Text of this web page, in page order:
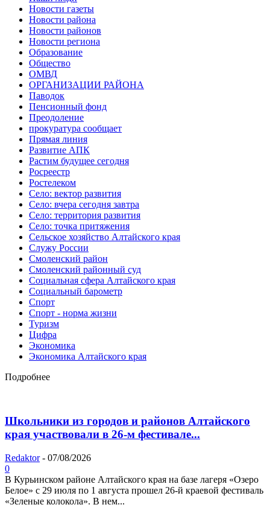
Новости газеты
Новости района
Новости районов
Новости региона
Образование
Общество
ОМВД
ОРГАНИЗАЦИИ РАЙОНА
Паводок
Пенсионный фонд
Преодоление
прокуратура сообщает
Прямая линия
Развитие АПК
Растим будущее сегодня
Росреестр
Ростелеком
Село: вектор развития
Село: вчера сегодня завтра
Село: территория развития
Село: точка притяжения
Сельское хозяйство Алтайского края
Служу России
Смоленский район
Смоленский районный суд
Социальная сфера Алтайского края
Социальный барометр
Спорт
Спорт - норма жизни
Туризм
Цифра
Экономика
Экономика Алтайского края
Подробнее
Школьники из городов и районов Алтайского
края участвовали в 26-м фестивале...
Redaktor - 07/08/2026
0
В Курьинском районе Алтайского края на базе лагеря «Озеро
Белое» с 29 июля по 1 августа прошел 26‑й краевой фестиваль
«Зеленые колокола». В нем...